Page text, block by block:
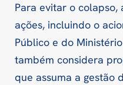
Para evitar o colapso,
ações, incluindo o
Público e do
também considera
que assuma a gestão